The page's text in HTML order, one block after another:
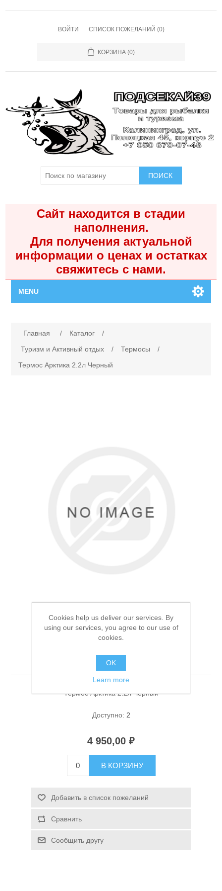
ВОЙТИ СПИСОК ПОЖЕЛАНИЙ (0)
КОРЗИНА (0)
ПОИСК
Сайт находится в стадии
наполнения.
Для получения актуальной
информации о ценах и остатках
свяжитесь с нами.
MENU
Каталог
Аксессуары для лодок
Спасательные средства
Главная / Каталог
/
Туризм и Активный отдых
/ Термосы
/
Термос Арктика 2.2л Черный
Термос Арктика 2.2л
Черный
Термос Арктика 2.2л Черный
Доступно: 2
4 950,00 ₽
В КОРЗИНУ
Добавить в список пожеланий
Сравнить
Сообщить другу
Cookies help us deliver our services. By
using our services, you agree to our use of
cookies.
OK
Learn more